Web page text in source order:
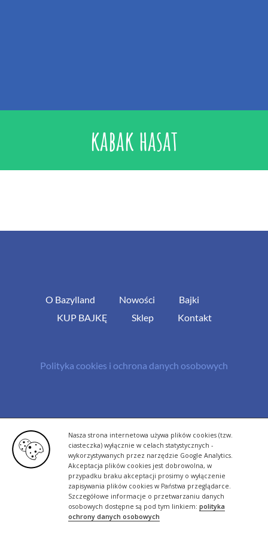
Nasza strona internetowa używa plików cookies (tzw.
ciasteczka) wyłącznie w celach statystycznych -
wykorzystywanych przez narzędzie Google Analytics.
Akceptacja plików cookies jest dobrowolna, w
przypadku braku akceptacji prosimy o wyłączenie
zapisywania plików cookies w Państwa przeglądarce.
Szczegółowe informacje o przetwarzaniu danych
osobowych dostępne są pod tym linkiem: polityka
ochrony danych osobowych
kabak hasat
O Bazylland Nowości
Bajki
KUP BAJKĘ
Sklep Kontakt
Polityka cookies i ochrona danych osobowych
rutyna.pl - tworzenie stron www